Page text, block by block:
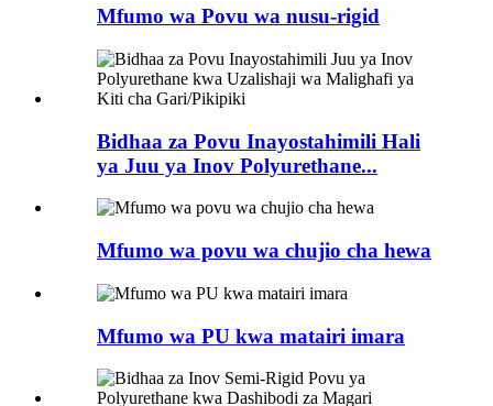
Mfumo wa Povu wa nusu-rigid
Bidhaa za Povu Inayostahimili Hali
ya Juu ya Inov Polyurethane...
Mfumo wa povu wa chujio cha hewa
Mfumo wa PU kwa matairi imara